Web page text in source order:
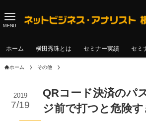
MENU
ホーム 横田秀珠とは セミナー実績 セミ
ホーム その他
QRコード決済のパ
ジ前で打つと危険
2019
7/19